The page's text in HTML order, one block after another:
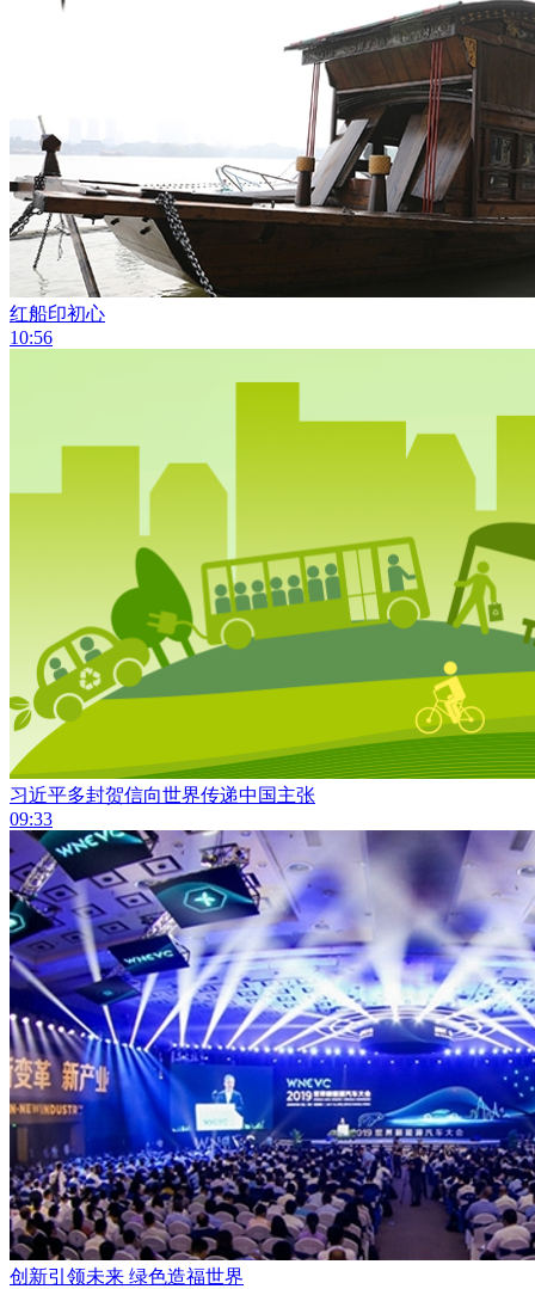
红船印初心
10:56
习近平多封贺信向世界传递中国主张
09:33
创新引领未来 绿色造福世界